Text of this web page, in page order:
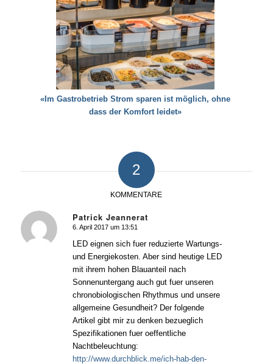
«Im Gastrobetrieb Strom sparen ist möglich, ohne
dass der Komfort leidet»
2
KOMMENTARE
Patrick Jeannerat
sagte:
6. April 2017 um 13:51
LED eignen sich fuer reduzierte Wartungs-
und Energiekosten. Aber sind heutige LED
mit ihrem hohen Blauanteil nach
Sonnenuntergang auch gut fuer unseren
chronobiologischen Rhythmus und unsere
allgemeine Gesundheit? Der folgende
Artikel gibt mir zu denken bezueglich
Spezifikationen fuer oeffentliche
Nachtbeleuchtung:
http://www.durchblick.me/ich-hab-den-